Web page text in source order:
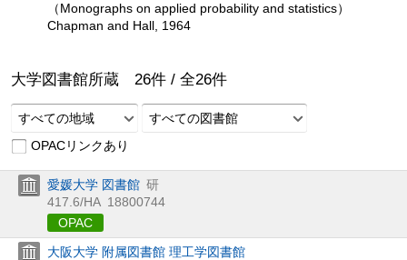
（Monographs on applied probability and statistics）
Chapman and Hall, 1964
大学図書館所蔵 26件 / 全26件
すべての地域
すべての図書館
OPACリンクあり
愛媛大学 図書館 研
417.6/HA 18800744
OPAC
大阪大学 附属図書館 理工学図書館